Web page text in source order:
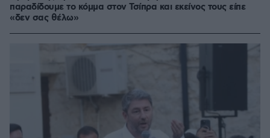
παραδίδουμε το κόμμα στον Τσίπρα και εκείνος τους είπε
«δεν σας θέλω»